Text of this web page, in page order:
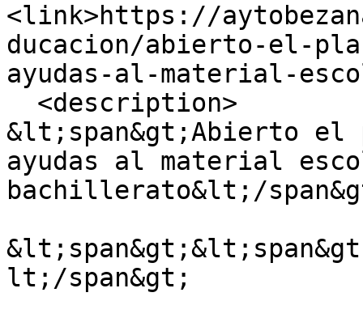
<link>https://
ducacion/abierto-el-
ayudas-al-material-
&lt;span&gt;Abierto
ayudas al material
bachillerato&lt;/
lt;/span&gt;